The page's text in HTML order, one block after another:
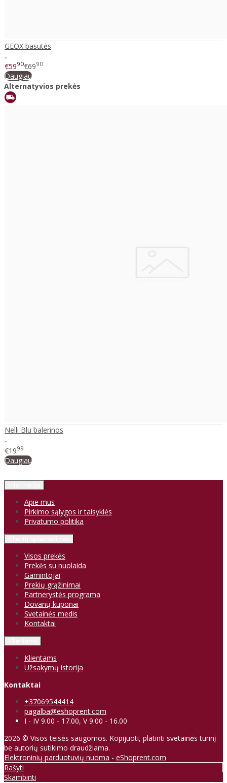
GEOX basutės
..
€5990€6990
Daugiau
Alternatyvios prekės
Nelli Blu balerinos
..
€1999
Daugiau
Apie mus
Pirkimo sąlygos ir taisyklės
Privatumo politika
Visos prekės
Prekės su nuolaida
Gamintojai
Prekių grąžinimai
Partnerystės programa
Dovanų kuponai
Svetainės medis
Kontaktai
Klientams
Užsakymų istorija
Kontaktai
+37069544414
pagalba@eshoprent.com
I - IV 9.00 - 17.00, V 9.00 - 16.00
2026 © Visos teisės saugomos. Kopijuoti, platinti svetainės turinį
be autorių sutikimo draudžiama.
Elektroninių parduotuvių nuoma - eShoprent.com
Rašyti
Skambinti